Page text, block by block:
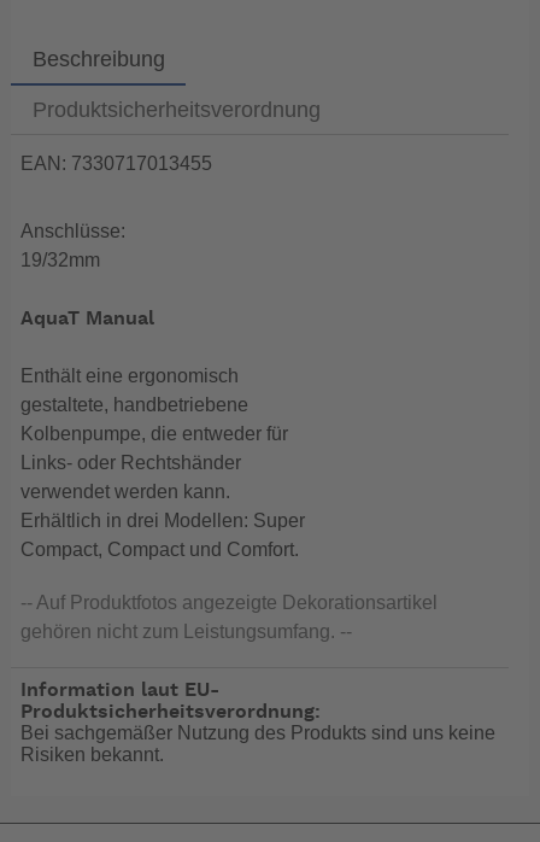
Beschreibung
Produktsicherheitsverordnung
EAN: 7330717013455
Anschlüsse:
19/32mm
AquaT Manual
Enthält eine ergonomisch
gestaltete, handbetriebene
Kolbenpumpe, die entweder für
Links- oder Rechtshänder
verwendet werden kann.
Erhältlich in drei Modellen: Super
Compact, Compact und Comfort.
-- Auf Produktfotos angezeigte Dekorationsartikel
gehören nicht zum Leistungsumfang. --
Information laut EU-
Produktsicherheitsverordnung:
Bei sachgemäßer Nutzung des Produkts sind uns keine
Risiken bekannt.